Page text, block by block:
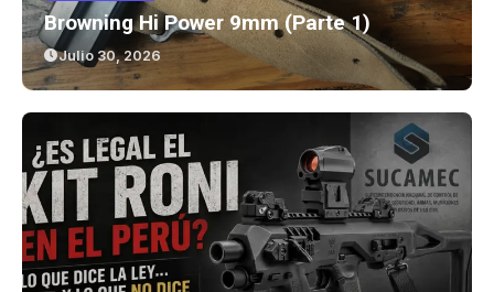
Browning Hi Power 9mm (parte 1)
Julio 30, 2026